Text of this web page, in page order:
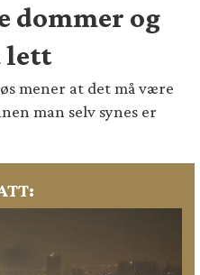
dommer og
lett
mener at det må være
man selv synes er